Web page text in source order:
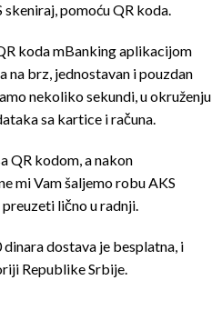
pomoću QR koda.
koda mBanking aplikacijom
na brz, jednostavan i pouzdan
nekoliko sekundi, u okruženju
sa kartice i računa.
QR kodom, a nakon
mi Vam šaljemo robu AKS
lično u radnji.
dostava je besplatna, i
Republike Srbije.